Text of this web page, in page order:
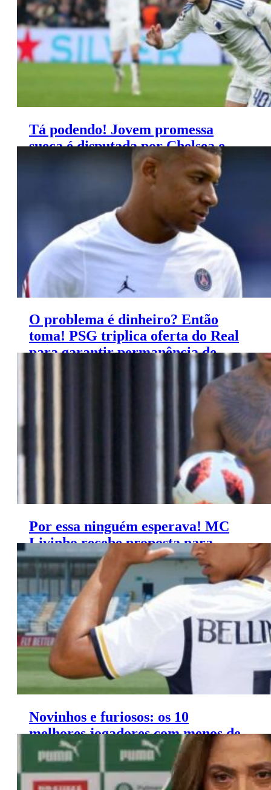
Tá podendo! Jovem promessa
sueca é disputada por Chelsea e
Barcelona
O problema é dinheiro? Então
toma! PSG triplica oferta do Real
para garantir permanência de
Por essa ninguém esperava! MC
Livinho recebe proposta para
jogar em time paulista
Novinhos e furiosos: os 10
melhores jogadores com menos de
21 anos